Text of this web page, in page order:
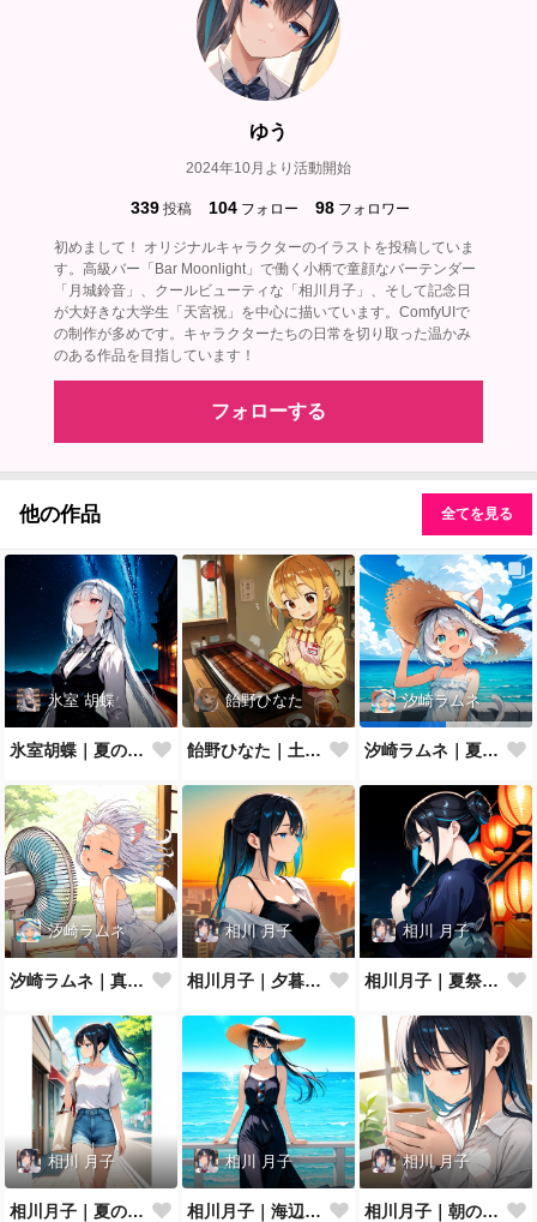
ゆう
2024年10月より活動開始
339 投稿 104 フォロー 98 フォロワー
初めまして！ オリジナルキャラクターのイラストを投稿していま
す。高級バー「Bar Moonlight」で働く小柄で童顔なバーテンダー
「月城鈴音」、クールビューティな「相川月子」、そして記念日
が大好きな大学生「天宮祝」を中心に描いています。ComfyUIで
の制作が多めです。キャラクターたちの日常を切り取った温かみ
のある作品を目指しています！
フォローする
他の作品 全てを見る
氷室 胡蝶
氷室胡蝶｜夏の夜空
飴野ひなた
飴野ひなた｜土用の丑の日
汐崎ラムネ
汐崎ラムネ｜夏空を見上げて
汐崎ラムネ
汐崎ラムネ｜真夏の扇風機ぶわっ
相川 月子
相川月子｜夕暮れのバルコニー
相川 月子
相川月子｜夏祭りの浴衣
相川 月子
相川月子｜夏の休日カジュアル
相川 月子
相川月子｜海辺のリゾートワンピ
相川 月子
相川月子｜朝のハーブティー